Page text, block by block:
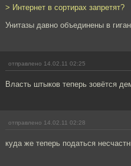
> Интернет в сортирах запретят?
Унитазы давно объединены в
отправлено 14.02.11 02:25
Власть штыков теперь зовётся
отправлено 14.02.11 02:28
куда же теперь податься